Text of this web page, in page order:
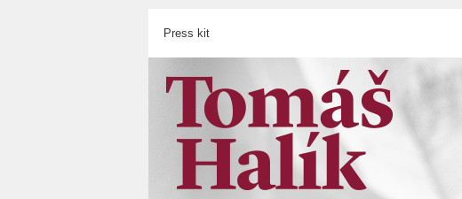
Press kit